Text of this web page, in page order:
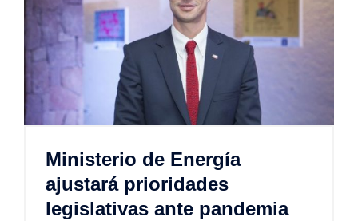
Ministerio de Energía
ajustará prioridades
legislativas ante pandemia